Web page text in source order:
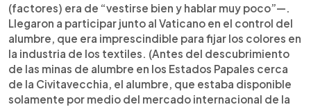
(factores) era de “vestirse bien y hablar muy poco”—.
Llegaron a participar junto al Vaticano en el control del
alumbre, que era imprescindible para fijar los colores en
la industria de los textiles. (Antes del descubrimiento
de las minas de alumbre en los Estados Papales cerca
de la Civitavecchia, el alumbre, que estaba disponible
solamente por medio del mercado internacional de la